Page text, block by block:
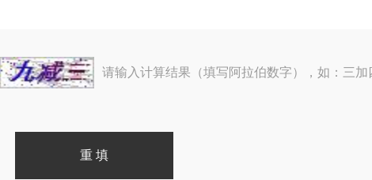
请输入计算结果（填写阿拉伯数字），如：三加